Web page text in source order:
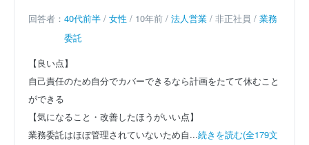
回答者： 40代前半 / 女性 / 10年前 / 法人営業 / 非正社員 / 業務
委託
【良い点】
自己責任のため自分でカバーできるなら計画をたてて休むこと
ができる
【気になること・改善したほうがいい点】
業務委託はほぼ管理されていないため自...続きを読む(全179文